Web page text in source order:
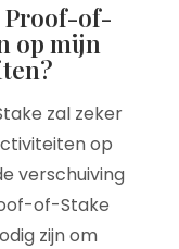
Proof-of-
op mijn
zal zeker
op
verschuiving
of-Stake
zijn om